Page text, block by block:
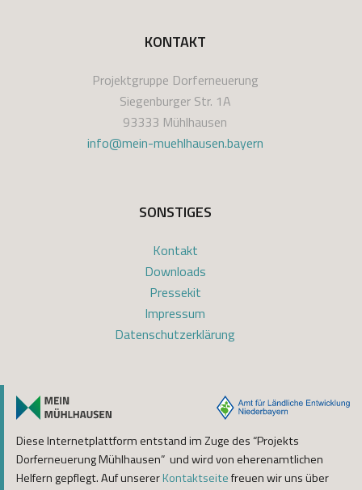
KONTAKT
Projektgruppe Dorferneuerung
Siegenburger Str. 1A
93333 Mühlhausen
info@mein-muehlhausen.bayern
SONSTIGES
Kontakt
Downloads
Pressekit
Impressum
Datenschutzerklärung
Diese Internetplattform entstand im Zuge des “Projekts
Dorferneuerung Mühlhausen” und wird von eherenamtlichen
Helfern gepflegt. Auf unsererKontaktseitefreuen wir uns über